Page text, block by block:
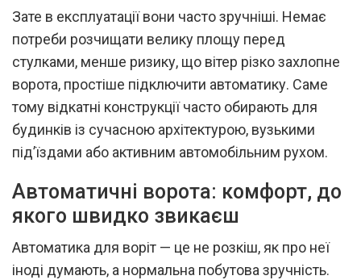
Зате в експлуатації вони часто зручніші. Немає
потреби розчищати велику площу перед
стулками, менше ризику, що вітер різко захлопне
ворота, простіше підключити автоматику. Саме
тому відкатні конструкції часто обирають для
будинків із сучасною архітектурою, вузькими
під’їздами або активним автомобільним рухом.
Автоматичні ворота: комфорт, до
якого швидко звикаєш
Автоматика для воріт — це не розкіш, як про неї
іноді думають, а нормальна побутова зручність.